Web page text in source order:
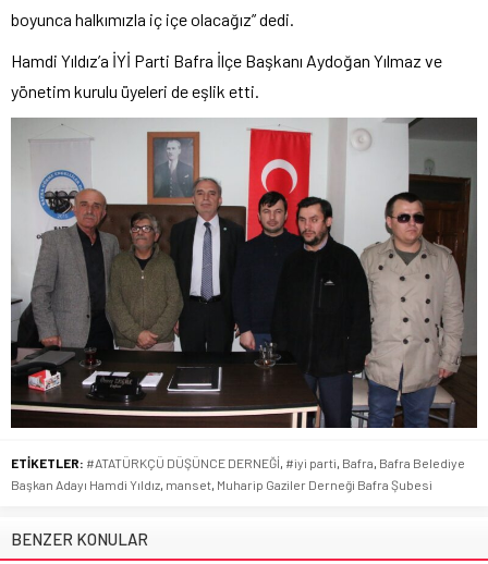
boyunca halkımızla iç içe olacağız” dedi.
Hamdi Yıldız’a İYİ Parti Bafra İlçe Başkanı Aydoğan Yılmaz ve
yönetim kurulu üyeleri de eşlik etti.
ETİKETLER: #ATATÜRKÇÜ DÜŞÜNCE DERNEĞİ, #iyi parti, Bafra, Bafra Belediye
Başkan Adayı Hamdi Yıldız, manset, Muharip Gaziler Derneği Bafra Şubesi
BENZER KONULAR